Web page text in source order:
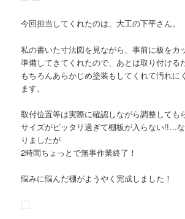
今回担当してくれたのは、大工の下平さん。
私の書いた寸法図を見ながら、事前に板をカ
準備してきてくれたので、あとは取り付ける
もちろんあらかじめ塗装もしてくれて汚れに
ます。
取付位置等は実際に確認しながら調整してもら
サイズがピッタリ過ぎて棚板が入らない!!…
りましたが
2時間ちょっとで無事作業終了！
悩みに悩んだ棚がようやく完成しました！